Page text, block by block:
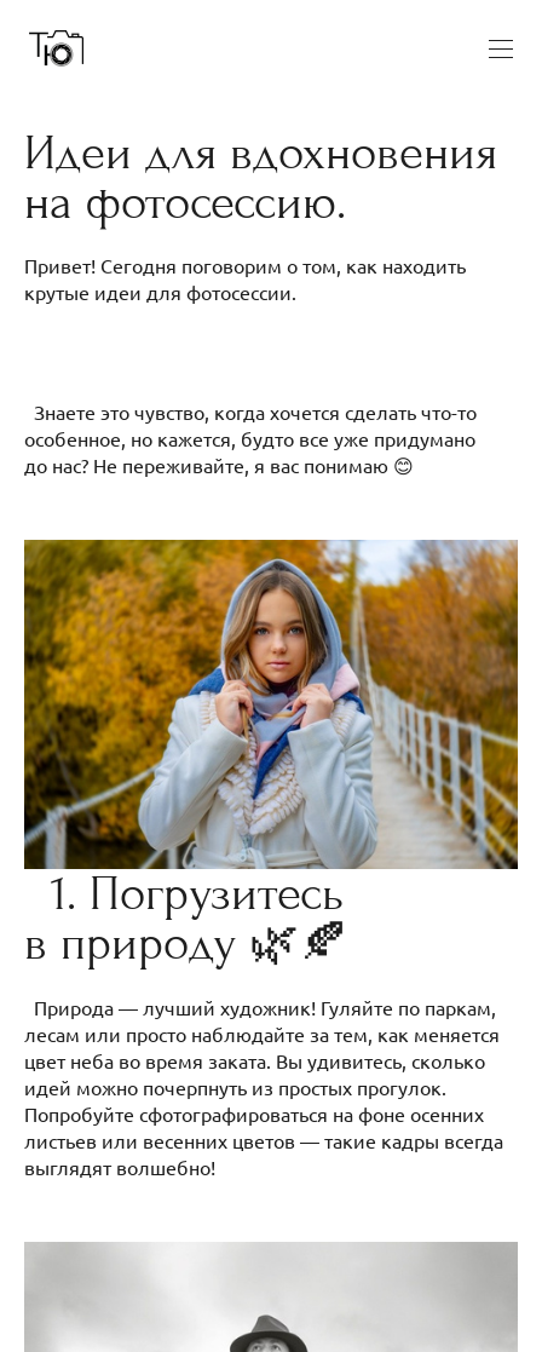
Идеи для вдохновения
на фотосессию.
Привет! Сегодня поговорим о том, как находить
крутые идеи для фотосессии.
Знаете это чувство, когда хочется сделать что-то
особенное, но кажется, будто все уже придумано
до нас? Не переживайте, я вас понимаю 😊
1. Погрузитесь
в природу 🌿🍂
Природа — лучший художник! Гуляйте по паркам,
лесам или просто наблюдайте за тем, как меняется
цвет неба во время заката. Вы удивитесь, сколько
идей можно почерпнуть из простых прогулок.
Попробуйте сфотографироваться на фоне осенних
листьев или весенних цветов — такие кадры всегда
выглядят волшебно!